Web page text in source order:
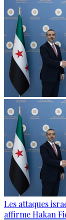
Les attaques
affirme Hakan